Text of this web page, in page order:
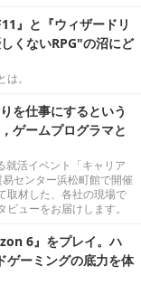
』と『ウィザードリ
くないRPG"の沼にど
。
を仕事にするという
ゲームプログラマと
活イベント「キャリア
センター浜松町館で開催
取材した、各社の現場で
ューをお届けします。
6』をプレイ。ハ
ゲーミングの底力を体